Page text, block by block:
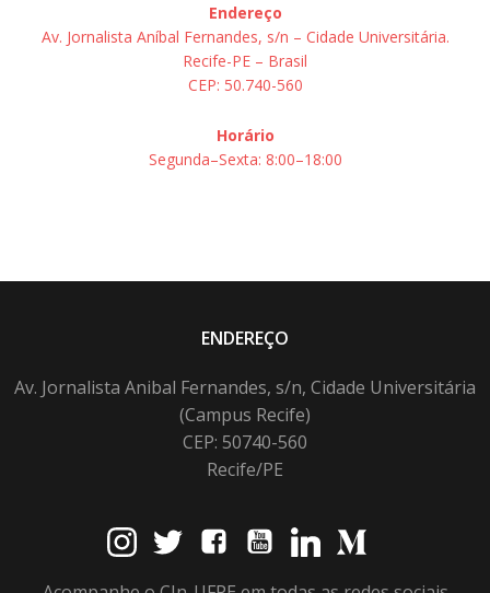
Endereço
Av. Jornalista Aníbal Fernandes, s/n – Cidade Universitária.
Recife-PE – Brasil
CEP: 50.740-560
Horário
Segunda–Sexta: 8:00–18:00
ENDEREÇO
Av. Jornalista Anibal Fernandes, s/n, Cidade Universitária
(Campus Recife)
CEP: 50740-560
Recife/PE